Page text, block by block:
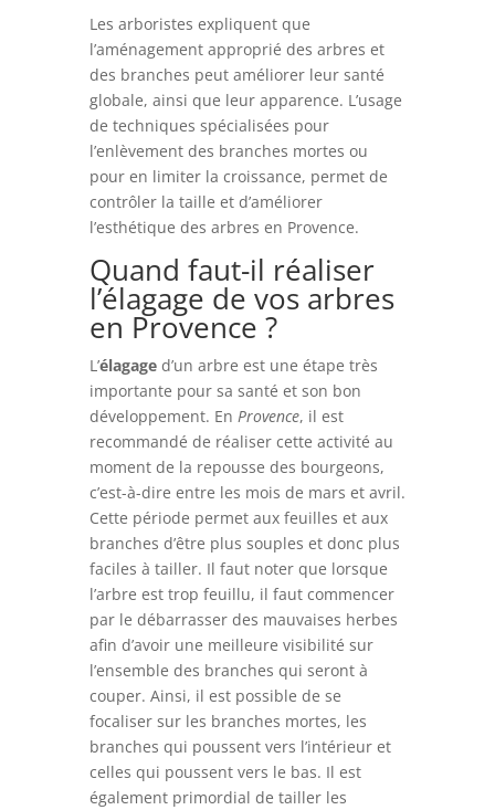
Les arboristes expliquent que
l’aménagement approprié des arbres et
des branches peut améliorer leur santé
globale, ainsi que leur apparence. L’usage
de techniques spécialisées pour
l’enlèvement des branches mortes ou
pour en limiter la croissance, permet de
contrôler la taille et d’améliorer
l’esthétique des arbres en Provence.
Quand faut-il réaliser
l’élagage de vos arbres
en Provence ?
L’élagaged’un arbre est une étape très
importante pour sa santé et son bon
développement. En Provence, il est
recommandé de réaliser cette activité au
moment de la repousse des bourgeons,
c’est-à-dire entre les mois de mars et avril.
Cette période permet aux feuilles et aux
branches d’être plus souples et donc plus
faciles à tailler. Il faut noter que lorsque
l’arbre est trop feuillu, il faut commencer
par le débarrasser des mauvaises herbes
afin d’avoir une meilleure visibilité sur
l’ensemble des branches qui seront à
couper. Ainsi, il est possible de se
focaliser sur les branches mortes, les
branches qui poussent vers l’intérieur et
celles qui poussent vers le bas. Il est
également primordial de tailler les